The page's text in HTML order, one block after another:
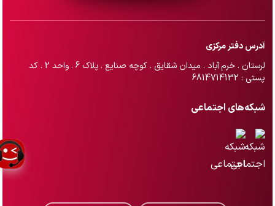
آدرس دفتر مرکزی
لرستان . خرم آباد . میدان شقایق . کوچه صنایع . پلاک 6 . واحد 2 . کد
پستی : 6814714132
شبکه‌های اجتماعی